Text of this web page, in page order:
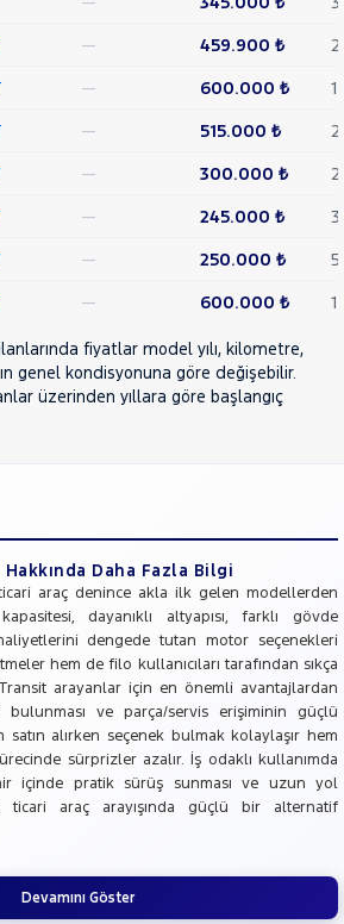
— 459.900 ₺
2
— 600.000 ₺
1
— 515.000 ₺
2
— 300.000 ₺
2
— 245.000 ₺
3
— 250.000 ₺
5
— 600.000 ₺ 1
fiyatlar model yılı, kilometre,
genel kondisyonuna göre değişebilir.
üzerinden yıllara göre başlangıç
Daha Fazla Bilgi
araç denince akla ilk gelen modellerden
dayanıklı altyapısı, farklı gövde
dengede tutan motor seçenekleri
hem de filo kullanıcıları tarafından sıkça
arayanlar için en önemli avantajlardan
ve parça/servis erişiminin güçlü
satın alırken seçenek bulmak kolaylaşır hem
sürprizler azalır. İş odaklı kullanımda
içinde pratik sürüş sunması ve uzun yol
ticari araç arayışında güçlü bir alternatif
Devamını Göster